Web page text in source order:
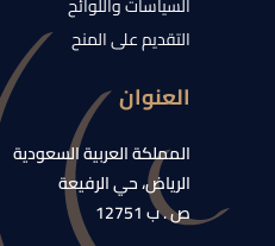
التقديم على المنح
العنوان
المملكة العربية السعودية
الرياض، حي الرفيعة
ص . ب 12751